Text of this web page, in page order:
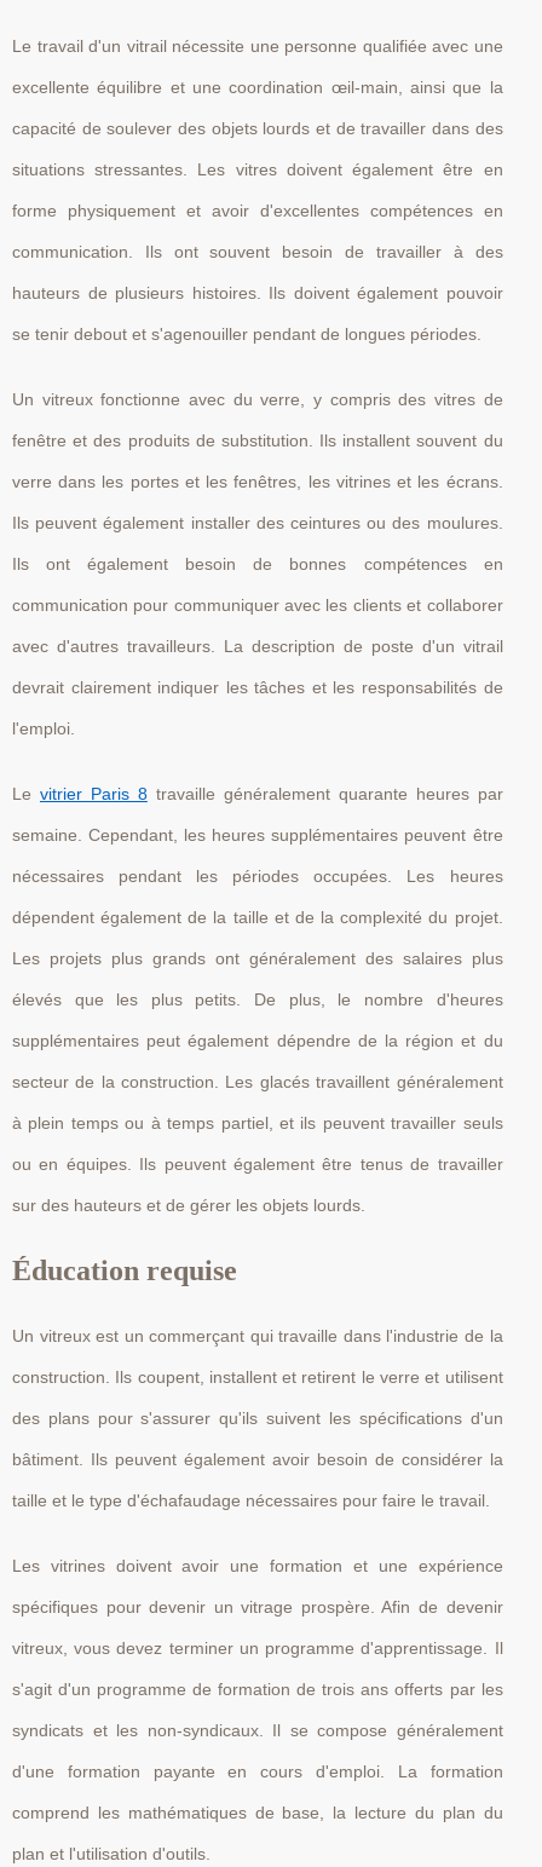
Le travail d'un vitrail nécessite une personne qualifiée avec une
excellente équilibre et une coordination œil-main, ainsi que la
capacité de soulever des objets lourds et de travailler dans des
situations stressantes. Les vitres doivent également être en
forme physiquement et avoir d'excellentes compétences en
communication. Ils ont souvent besoin de travailler à des
hauteurs de plusieurs histoires. Ils doivent également pouvoir
se tenir debout et s'agenouiller pendant de longues périodes.
Un vitreux fonctionne avec du verre, y compris des vitres de
fenêtre et des produits de substitution. Ils installent souvent du
verre dans les portes et les fenêtres, les vitrines et les écrans.
Ils peuvent également installer des ceintures ou des moulures.
Ils ont également besoin de bonnes compétences en
communication pour communiquer avec les clients et collaborer
avec d'autres travailleurs. La description de poste d'un vitrail
devrait clairement indiquer les tâches et les responsabilités de
l'emploi.
Le vitrier Paris 8travaille généralement quarante heures par
semaine. Cependant, les heures supplémentaires peuvent être
nécessaires pendant les périodes occupées. Les heures
dépendent également de la taille et de la complexité du projet.
Les projets plus grands ont généralement des salaires plus
élevés que les plus petits. De plus, le nombre d'heures
supplémentaires peut également dépendre de la région et du
secteur de la construction. Les glacés travaillent généralement
à plein temps ou à temps partiel, et ils peuvent travailler seuls
ou en équipes. Ils peuvent également être tenus de travailler
sur des hauteurs et de gérer les objets lourds.
Éducation requise
Un vitreux est un commerçant qui travaille dans l'industrie de la
construction. Ils coupent, installent et retirent le verre et utilisent
des plans pour s'assurer qu'ils suivent les spécifications d'un
bâtiment. Ils peuvent également avoir besoin de considérer la
taille et le type d'échafaudage nécessaires pour faire le travail.
Les vitrines doivent avoir une formation et une expérience
spécifiques pour devenir un vitrage prospère. Afin de devenir
vitreux, vous devez terminer un programme d'apprentissage. Il
s'agit d'un programme de formation de trois ans offerts par les
syndicats et les non-syndicaux. Il se compose généralement
d'une formation payante en cours d'emploi. La formation
comprend les mathématiques de base, la lecture du plan du
plan et l'utilisation d'outils.